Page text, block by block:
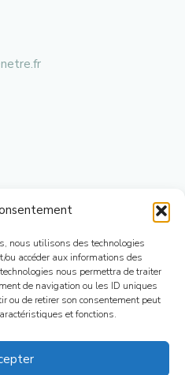
nous utilisons des technologies
ou accéder aux informations des
nous permettra de traiter
de navigation ou les ID uniques
ou de retirer son consentement peut
et fonctions.